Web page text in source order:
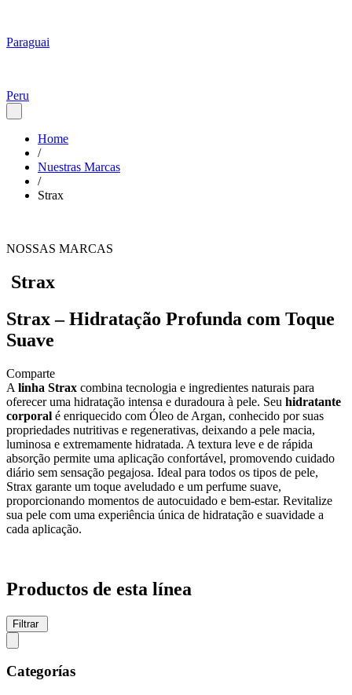
Paraguai
Peru
Home
/
Nuestras Marcas
/
Strax
NOSSAS MARCAS
Strax
Strax – Hidratação Profunda com Toque
Suave
Comparte
A linha Strax combina tecnologia e ingredientes naturais para
oferecer uma hidratação intensa e duradoura à pele. Seu hidratante
corporal é enriquecido com Óleo de Argan, conhecido por suas
propriedades nutritivas e regenerativas, deixando a pele macia,
luminosa e extremamente hidratada. A textura leve e de rápida
absorção permite uma aplicação confortável, promovendo cuidado
diário sem sensação pegajosa. Ideal para todos os tipos de pele,
Strax garante um toque aveludado e um perfume suave,
proporcionando momentos de autocuidado e bem-estar. Revitalize
sua pele com uma experiência única de hidratação e suavidade a
cada aplicação.
Productos de esta línea
Filtrar
Categorías